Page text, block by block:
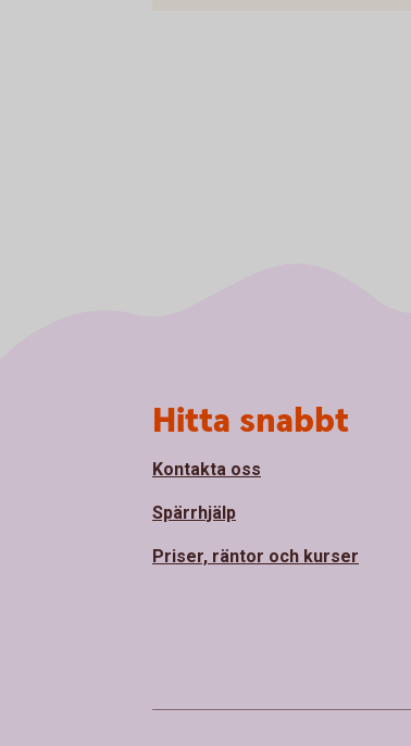
Hitta snabbt
Kontakta oss
Spärrhjälp
Priser, räntor och kurser